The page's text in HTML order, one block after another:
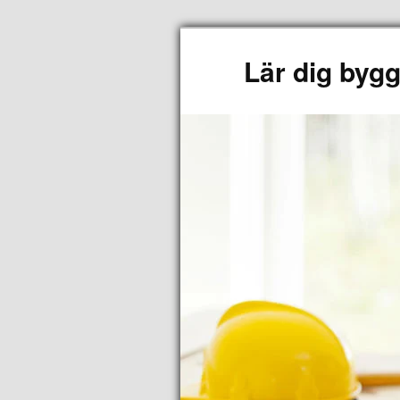
Lär dig